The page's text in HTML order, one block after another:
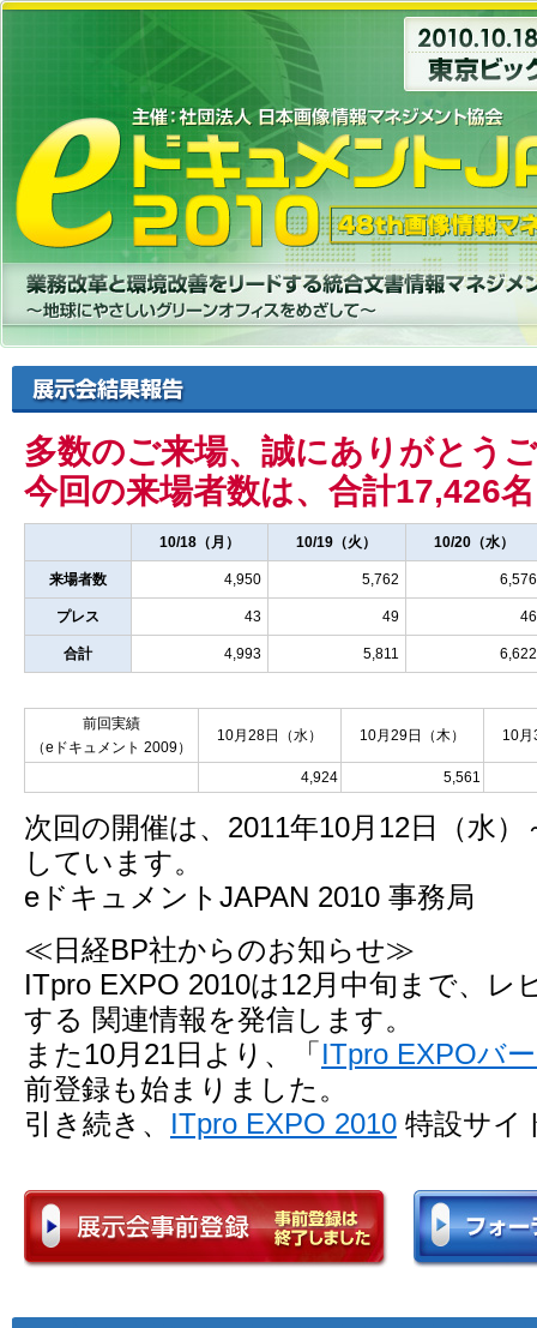
多数のご来場、誠にありがとう
今回の来場者数は、合計17,426
10/18（月） 10/19（火） 10/20（水）
来場者数 4,950 5,762 6,576
プレス 43 49 46
合計 4,993 5,811 6,622
前回実績
（eドキュメント 2009）
10月28日（水） 10月29日（木） 10
4,924 5,561
次回の開催は、2011年10月12日（水
しています。
eドキュメントJAPAN 2010 事務局
≪日経BP社からのお知らせ≫
ITpro EXPO 2010は12月中旬まで、レ
する 関連情報を発信します。
また10月21日より、「 ITpro EXPOバ
前登録も始まりました。
引き続き、 ITpro EXPO 2010 特設サイ